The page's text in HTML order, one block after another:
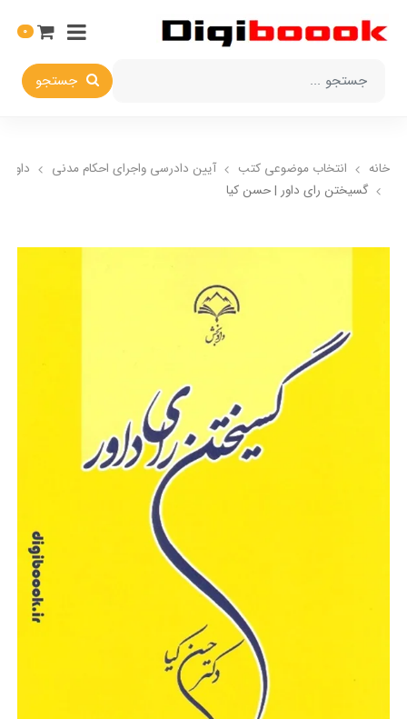
جستجو
0
خانه انتخاب​ موضوعي​ کتب آيين دادرسي ​واجراي ​احکام ​مدني
داوری
گسیختن رای داور | حسن کیا